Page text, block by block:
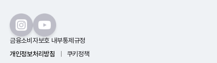
금융소비자보호 내부통제규정
개인정보처리방침
쿠키정책